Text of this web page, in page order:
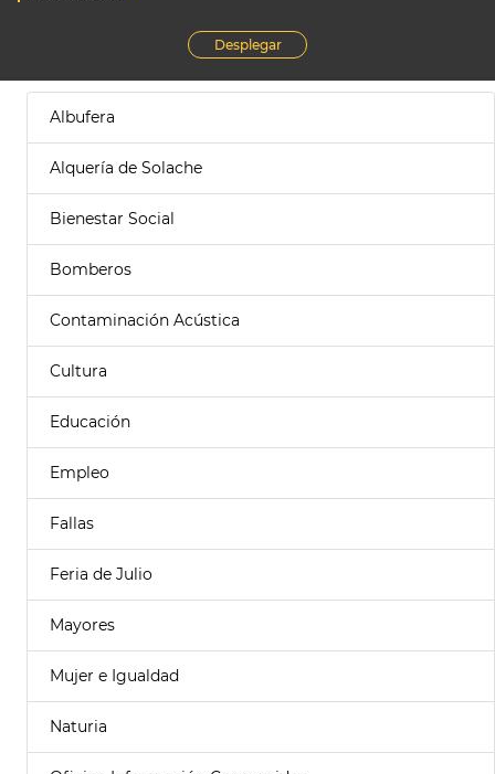
Desplegar
Albufera
Alquería de Solache
Bienestar Social
Bomberos
Contaminación Acústica
Cultura
Educación
Empleo
Fallas
Feria de Julio
Mayores
Mujer e Igualdad
Naturia